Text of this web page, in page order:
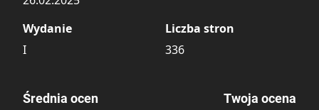
Wydanie
I
Liczba stron
336
Średnia ocen Twoja ocena